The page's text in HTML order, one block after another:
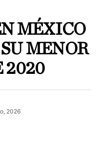
MÉXICO
MENOR
2020
2026